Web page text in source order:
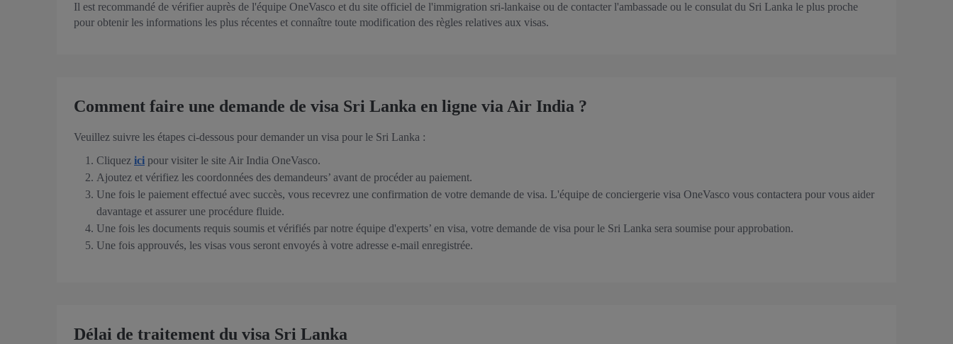
Il est recommandé de vérifier auprès de l'équipe OneVasco et du site officiel de l'immigration sri-lankaise ou de contacter l'ambassade ou le consulat du Sri Lanka le plus proche
pour obtenir les informations les plus récentes et connaître toute modification des règles relatives aux visas.
Comment faire une demande de visa Sri Lanka en ligne via Air India ?
Veuillez suivre les étapes ci-dessous pour demander un visa pour le Sri Lanka :
Cliquez ici pour visiter le site Air India OneVasco.
Ajoutez et vérifiez les coordonnées des demandeurs’ avant de procéder au paiement.
Une fois le paiement effectué avec succès, vous recevrez une confirmation de votre demande de visa. L'équipe de conciergerie visa OneVasco vous contactera pour vous aider
davantage et assurer une procédure fluide.
Une fois les documents requis soumis et vérifiés par notre équipe d'experts’ en visa, votre demande de visa pour le Sri Lanka sera soumise pour approbation.
Une fois approuvés, les visas vous seront envoyés à votre adresse e-mail enregistrée.
Délai de traitement du visa Sri Lanka